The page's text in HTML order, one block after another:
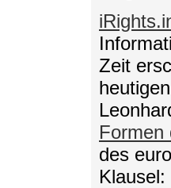
Zeit
Formen
des
Klausel: